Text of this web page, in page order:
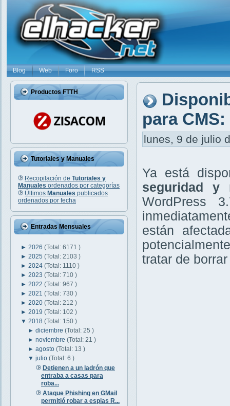
Blog Web Foro RSS
Productos FTTH
Tutoriales y Manuales
Recopilación de Tutoriales y
Manuales ordenados por categorías
Últimos Manuales publicados
ordenados por fecha
Entradas Mensuales
► 2026 (Total: 6171 )
► 2025 (Total: 2103 )
► 2024 (Total: 1110 )
► 2023 (Total: 710 )
► 2022 (Total: 967 )
► 2021 (Total: 730 )
► 2020 (Total: 212 )
► 2019 (Total: 102 )
▼ 2018 (Total: 150 )
►diciembre(Total: 25 )
►noviembre(Total: 21 )
►agosto(Total: 13 )
▼julio(Total: 6 )
Detienen a un ladrón que
entraba a casas para
roba...
Ataque Phishing en GMail
permitió robar a espias R...
para
lunes, 9 de julio
Ya está
seguridad y
WordPress
están
tratar de